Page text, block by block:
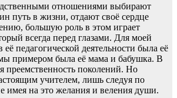
отношениями выбирают
путь в жизни, отдают своё сердце
большую роль в этом играет
всегда перед глазами. Для моей
педагогической деятельности была её
примером была её мама и бабушка. В
преемственность поколений. Но
учителем, лишь следуя по
имея на это желания и веления души.